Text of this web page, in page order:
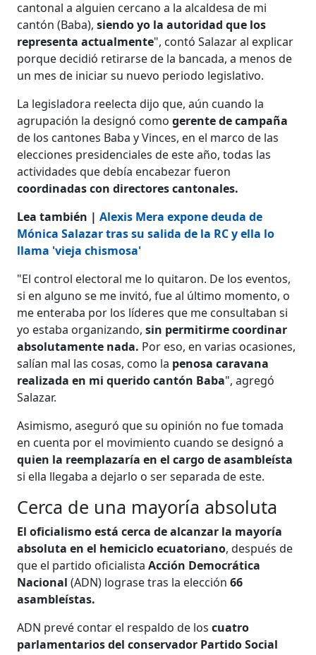
cantonal a alguien cercano a la alcaldesa de mi
cantón (Baba), siendo yo la autoridad que los
representa actualmente", contó Salazar al explicar
porque decidió retirarse de la bancada, a menos de
un mes de iniciar su nuevo periodo legislativo.
La legisladora reelecta dijo que, aún cuando la
agrupación la designó comogerente de campaña
de los cantones Baba y Vinces, en el marco de las
elecciones presidenciales de este año, todas las
actividades que debía encabezar fueron
coordinadas con directores cantonales.
Lea también |Alexis Mera expone deuda de
Mónica Salazar tras su salida de la RC y ella lo
llama 'vieja chismosa'
"El control electoral me lo quitaron. De los eventos,
si en alguno se me invitó, fue al último momento, o
me enteraba por los líderes que me consultaban si
yo estaba organizando,sin permitirme coordinar
absolutamente nada. Por eso, en varias ocasiones,
salían mal las cosas, como la penosa caravana
realizada en mi querido cantón Baba", agregó
Salazar.
Asimismo, aseguró que su opinión no fue tomada
en cuenta por el movimiento cuando se designó a
quien la reemplazaría en el cargo de asambleísta
si ella llegaba a dejarlo o ser separada de este.
Cerca de una mayoría absoluta
El oficialismo está cerca de alcanzar la mayoría
absoluta en el hemiciclo ecuatoriano, después de
que el partido oficialistaAcción Democrática
Nacional (ADN) lograse tras la elección66
asambleístas.
ADN prevé contar el respaldo de loscuatro
parlamentarios del conservador Partido Social